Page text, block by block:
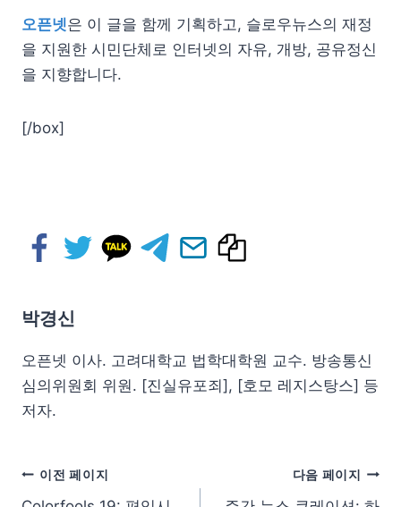
오픈넷은 이 글을 함께 기획하고, 슬로우뉴스의 재정
을 지원한 시민단체로 인터넷의 자유, 개방, 공유정신
을 지향합니다.
[/box]
박경신
오픈넷 이사. 고려대학교 법학대학원 교수. 방송통신
심의위원회 위원. [진실유포죄], [호모 레지스탕스] 등
저자.
이전 페이지 다음 페이지